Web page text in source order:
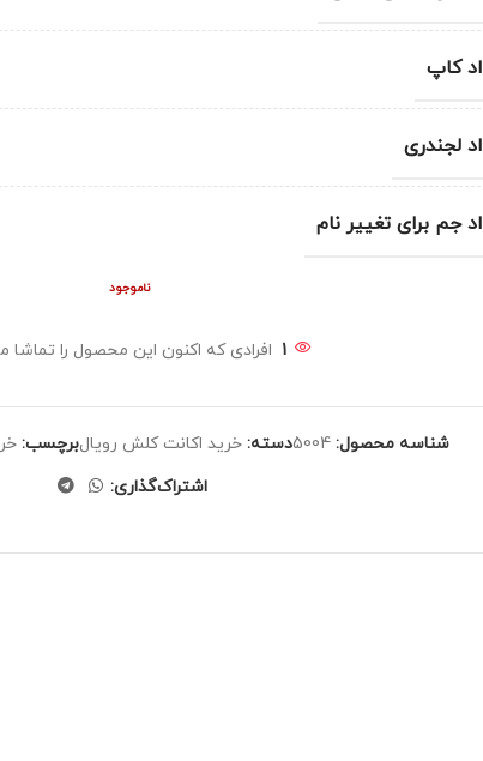
کاپ
لجندری
جم برای تغییر نام
ناموجود
1 افرادی که اکنون این محصول را تماشا
شناسه محصول: 5004دسته: خرید اکانت کلش رویالبرچسب:
اشتراک‌گذاری: